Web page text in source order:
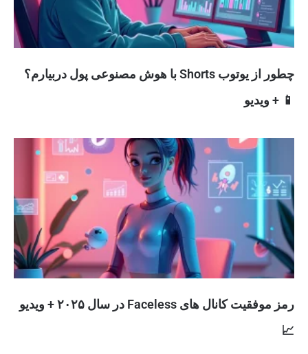
چطور از یوتوب Shorts با هوش مصنوعی پول دربیارم؟
📱 + ویدیو
رمز موفقیت کانال های Faceless در سال ۲۰۲۵ + ویدیو
📈